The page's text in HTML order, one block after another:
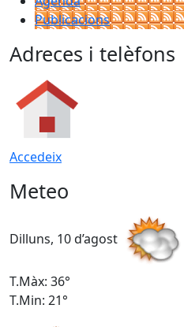
Publicacions
Adreces i telèfons
Accedeix
Meteo
Dilluns, 10 d’agost
T.Màx: 36°
T.Min: 21°